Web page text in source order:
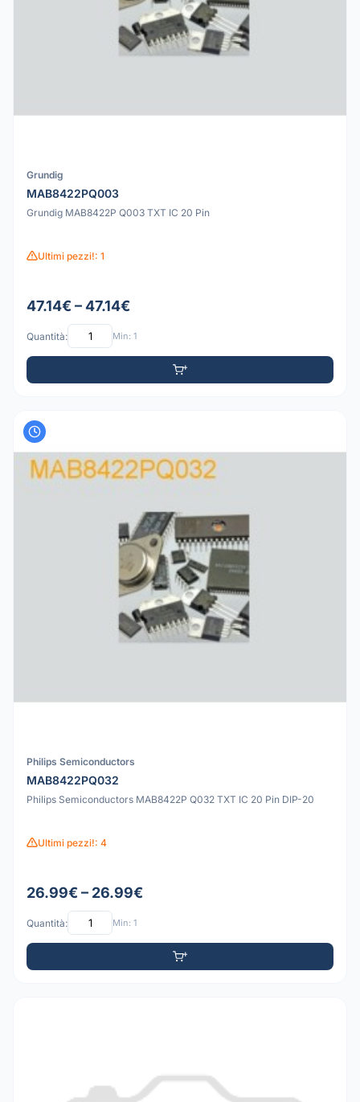
Grundig
MAB8422PQ003
Grundig MAB8422P Q003 TXT IC 20 Pin
Ultimi pezzi!: 1
47.14€ – 47.14€
Quantità: Min: 1
Philips Semiconductors
MAB8422PQ032
Philips Semiconductors MAB8422P Q032 TXT IC 20 Pin DIP-20
Ultimi pezzi!: 4
26.99€ – 26.99€
Quantità: Min: 1